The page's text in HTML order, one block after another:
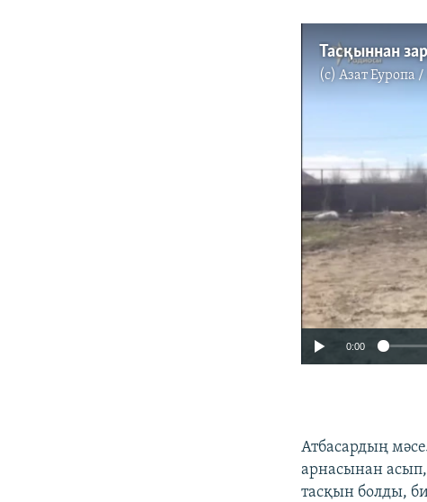
Тасқыннан
(c)Азат Еуропа
0:00
Атбасардың
арнасынан
тасқын болды,